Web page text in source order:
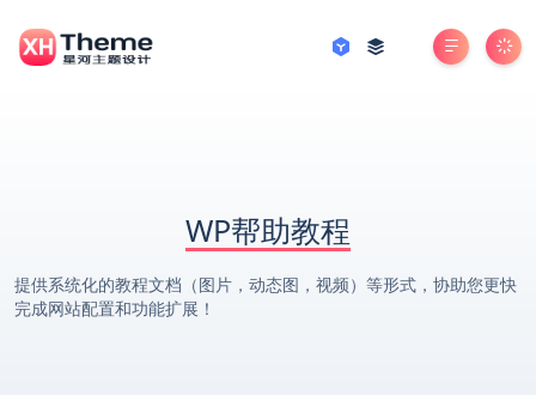
WP帮助教程
提供系统化的教程文档（图片，动态图，视频）等形式，协助您更快
完成网站配置和功能扩展！